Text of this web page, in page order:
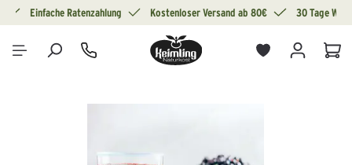
springen
Einfache Ratenzahlung Kostenloser Versand ab 80€ 30 Tage